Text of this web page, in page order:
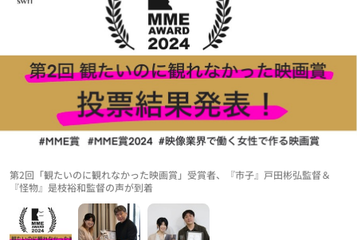
第2回「観たいのに観れなかった映画賞」受賞者、『市子』戸田彬弘監督＆
『怪物』是枝裕和監督の声が到着